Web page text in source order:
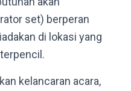
set) berperan
di lokasi yang
kelancaran acara,